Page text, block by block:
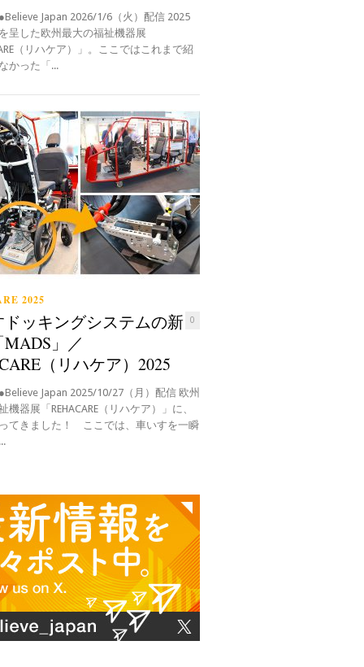
Japan 2026/1/6（火）配信 2025
呈した欧州最大の福祉機器展
（リハケア）」。ここではこれまで紹
かった「...
2025
0
ドッキングシステムの新
」／
（リハケア）2025
Japan 2025/10/27（月）配信 欧州
機器展「REHACARE（リハケア）」に、
てきました！ ここでは、車いすを一瞬